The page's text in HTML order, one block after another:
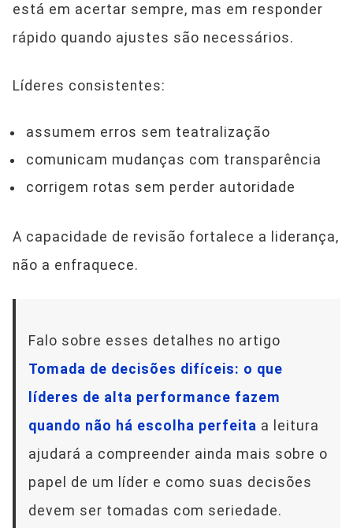
está em acertar sempre, mas em responder
rápido quando ajustes são necessários.
Líderes consistentes:
assumem erros sem teatralização
comunicam mudanças com transparência
corrigem rotas sem perder autoridade
A capacidade de revisão fortalece a liderança,
não a enfraquece.
Falo sobre esses detalhes no artigo
Tomada de decisões difíceis: o que
líderes de alta performance fazem
quando não há escolha perfeita a leitura
ajudará a compreender ainda mais sobre o
papel de um líder e como suas decisões
devem ser tomadas com seriedade.